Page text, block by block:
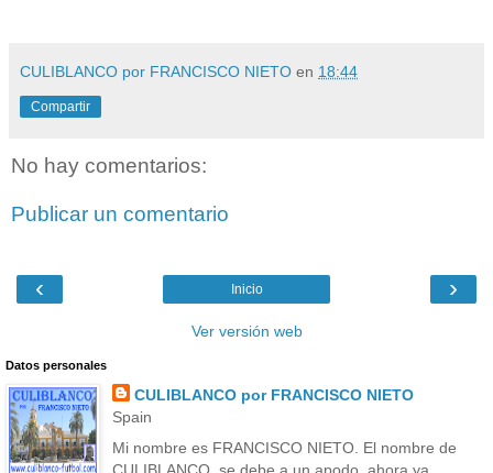
CULIBLANCO por FRANCISCO NIETO en 18:44
Compartir
No hay comentarios:
Publicar un comentario
‹ ›
Inicio
Ver versión web
Datos personales
CULIBLANCO por FRANCISCO NIETO
Spain
Mi nombre es FRANCISCO NIETO. El nombre de
CULIBLANCO, se debe a un apodo, ahora ya